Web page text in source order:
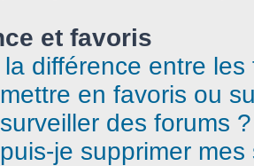
et favoris
différence entre
en favoris ou
des forums ?
je supprimer